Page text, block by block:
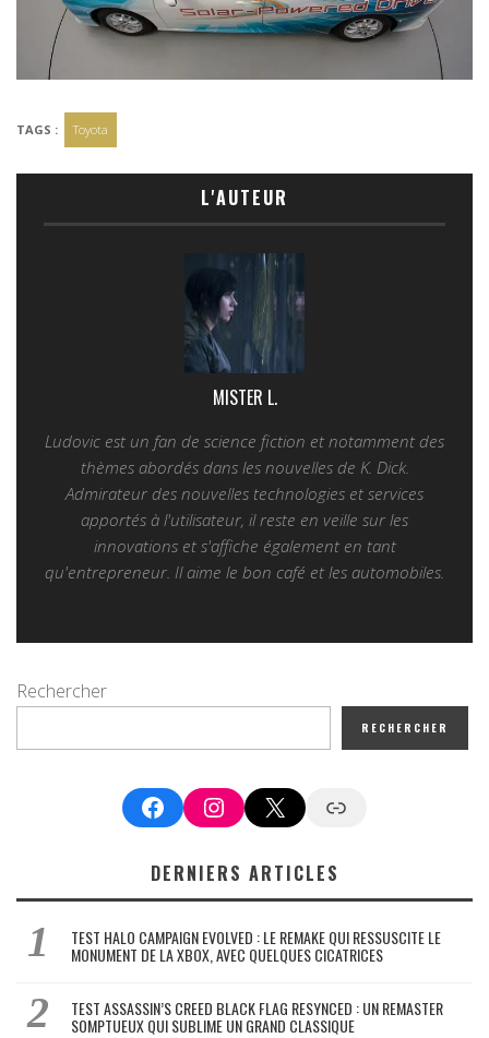
TAGS : Toyota
L'AUTEUR
MISTER L.
Ludovic est un fan de science fiction et notamment des
thèmes abordés dans les nouvelles de K. Dick.
Admirateur des nouvelles technologies et services
apportés à l'utilisateur, il reste en veille sur les
innovations et s'affiche également en tant
qu'entrepreneur. Il aime le bon café et les automobiles.
Rechercher
RECHERCHER
FacebookInstagram
X Google News
DERNIERS ARTICLES
TEST HALO CAMPAIGN EVOLVED : LE REMAKE QUI RESSUSCITE LE
MONUMENT DE LA XBOX, AVEC QUELQUES CICATRICES
TEST ASSASSIN’S CREED BLACK FLAG RESYNCED : UN REMASTER
SOMPTUEUX QUI SUBLIME UN GRAND CLASSIQUE